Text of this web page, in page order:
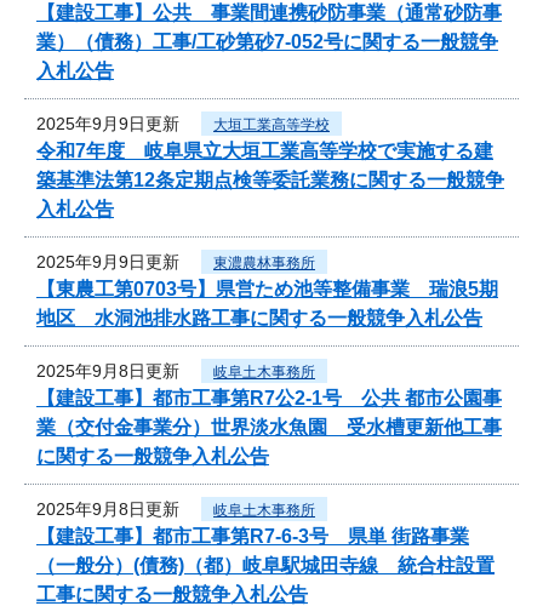
【建設工事】公共 事業間連携砂防事業（通常砂防事
業）（債務）工事/工砂第砂7-052号に関する一般競争
入札公告
2025年9月9日更新 大垣工業高等学校
令和7年度 岐阜県立大垣工業高等学校で実施する建
築基準法第12条定期点検等委託業務に関する一般競争
入札公告
2025年9月9日更新 東濃農林事務所
【東農工第0703号】県営ため池等整備事業 瑞浪5期
地区 水洞池排水路工事に関する一般競争入札公告
2025年9月8日更新 岐阜土木事務所
【建設工事】都市工事第R7公2-1号 公共 都市公園事
業（交付金事業分）世界淡水魚園 受水槽更新他工事
に関する一般競争入札公告
2025年9月8日更新 岐阜土木事務所
【建設工事】都市工事第R7-6-3号 県単 街路事業
（一般分）(債務)（都）岐阜駅城田寺線 統合柱設置
工事に関する一般競争入札公告